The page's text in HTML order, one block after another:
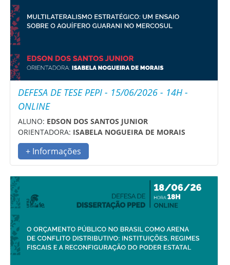
DEFESA DE TESE PEPI - 15/06/2026 - 14H -
ONLINE
ALUNO: EDSON DOS SANTOS JUNIOR
ORIENTADORA: ISABELA NOGUEIRA DE MORAIS
+ Informações